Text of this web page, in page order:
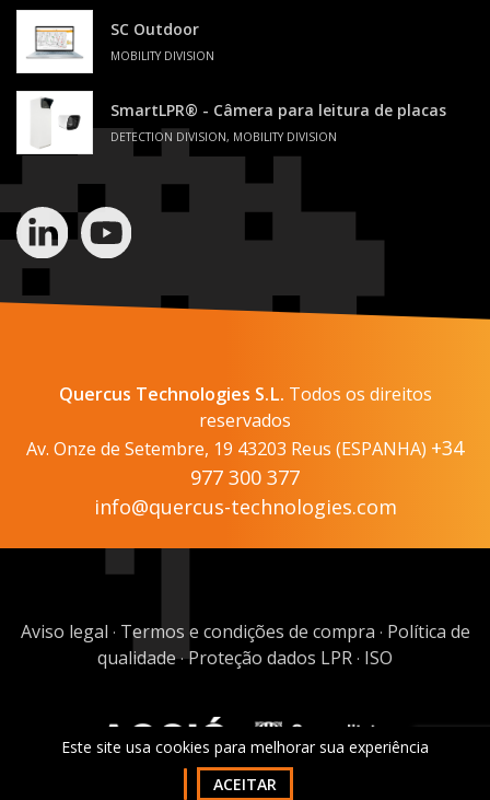
SC Outdoor
MOBILITY DIVISION
SmartLPR® - Câmera para leitura de placas
DETECTION DIVISION, MOBILITY DIVISION
Quercus Technologies S.L. Todos os direitos
reservados
Av. Onze de Setembre, 19 43203 Reus (ESPANHA) +34
977 300 377
info@quercus-technologies.com
Aviso legal · Termos e condições de compra · Política de
qualidade·Proteção dados LPR · ISO
Este site usa cookies para melhorar sua experiência
ACEITAR